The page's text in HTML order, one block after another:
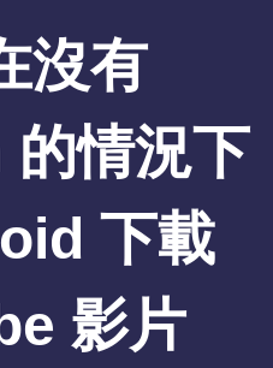
沒有
情況下
下載
影片